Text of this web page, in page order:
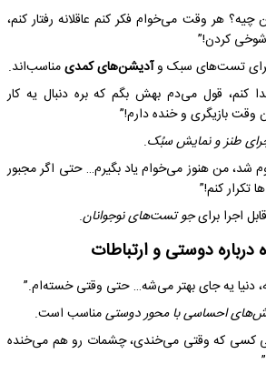
هر وقت می‌خوام فکر کنم عاقلانه رفتار کنم،
کردن!”
برای تست‌های سبک وآدیشن‌های کمدیمناسب‌اند.
کنم، قول می‌دم بهش بگم که بره دنبال یه کار
بازیگری و خنده دارم!”
طنز و نمایش سبُک.
شد، من هنوز می‌خوام یاد بگیرم… حتی اگر مجبور
کنم!”
اجرا برایجو تست‌های نوجوانان.
دنیا یه جای بهتر می‌شه… حتی وقتی خسته‌ام.”
احساسی با محور دوستیمناسب است.
کسی که وقتی می‌خندی، چشمات رو هم می‌خنده